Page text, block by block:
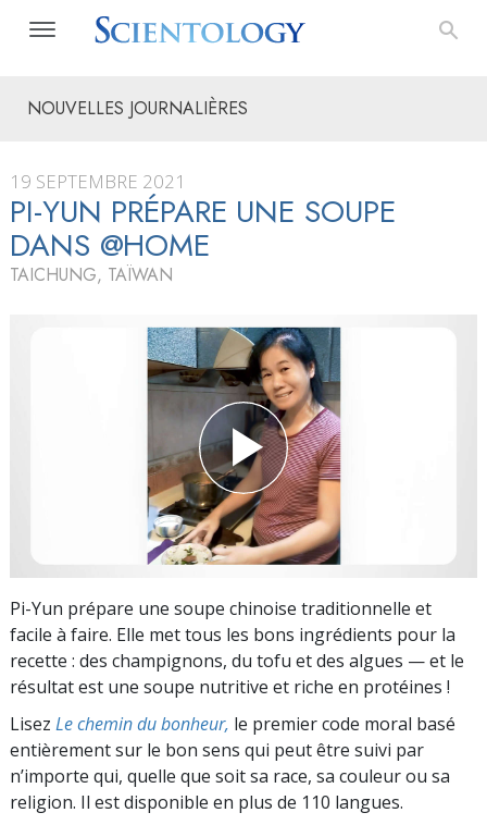
NOUVELLES JOURNALIÈRES
19 SEPTEMBRE 2021
PI-YUN PRÉPARE UNE SOUPE
DANS @HOME
TAICHUNG, TAÏWAN
Pi-Yun prépare une soupe chinoise traditionnelle et
facile à faire. Elle met tous les bons ingrédients pour la
recette : des champignons, du tofu et des algues — et le
résultat est une soupe nutritive et riche en protéines !
Lisez Le chemin du bonheur, le premier code moral basé
entièrement sur le bon sens qui peut être suivi par
n’importe qui, quelle que soit sa race, sa couleur ou sa
religion. Il est disponible en plus de 110 langues.